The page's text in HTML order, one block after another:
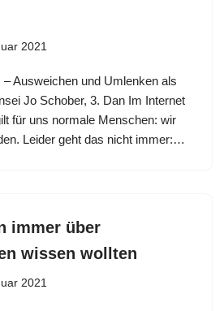
2021
Ausweichen und Umlenken als
Jo Schober, 3. Dan Im Internet
für uns normale Menschen: wir
Leider geht das nicht immer:…
immer über
wissen wollten
2021